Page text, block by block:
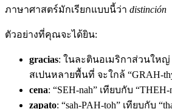
ภาษาศาสตร์มักเรียกแบบนี้ว่า distinción
ตัวอย่างที่คุณจะได้ยิน:
gracias: ในละตินอเมริกาส่วนใหญ่
สเปนหลายพื้นที่ จะใกล้ “GRAH-
cena: “SEH-nah” เทียบกับ “THEH-
zapato: “sah-PAH-toh” เทียบกับ